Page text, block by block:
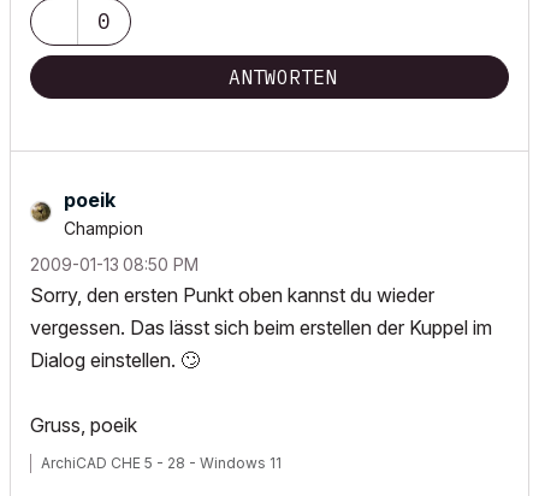
0
ANTWORTEN
poeik
Champion
‎2009-01-13 08:50 PM
Sorry, den ersten Punkt oben kannst du wieder
vergessen. Das lässt sich beim erstellen der Kuppel im
Dialog einstellen. 🙄
Gruss, poeik
ArchiCAD CHE 5 - 28 - Windows 11